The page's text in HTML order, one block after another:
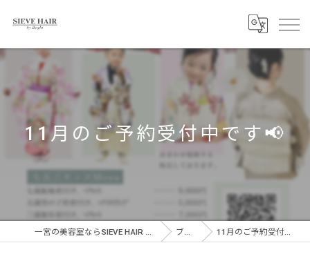
11月のご予約受付中です📢
一宮の美容室ならSIEVE HAIR 一宮駅前店 ブログ 11月のご予約受付中です📢